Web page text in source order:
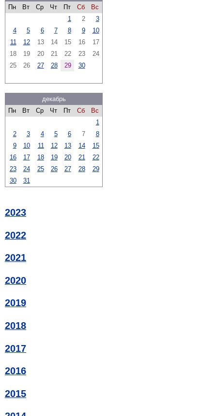
Пн
Вт Ср Чт Пт Сб
Вс
1
2
3
4
5 6 7 8 9
10
11
12 13 14 15 16
17
18
19 20 21 22 23
24
25
26 27 28 29 30
декабрь
Пн
Вт Ср Чт Пт Сб
Вс
1
2
3 4 5 6 7
8
9
10 11 12 13 14
15
16
17 18 19 20 21
22
23
24 25 26 27 28
29
30
31
2023
2022
2021
2020
2019
2018
2017
2016
2015